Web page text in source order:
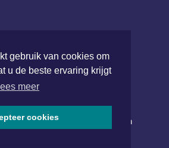
gebruik van cookies om
u de beste ervaring krijgt
meer
cookiesen krijg wekelijks een